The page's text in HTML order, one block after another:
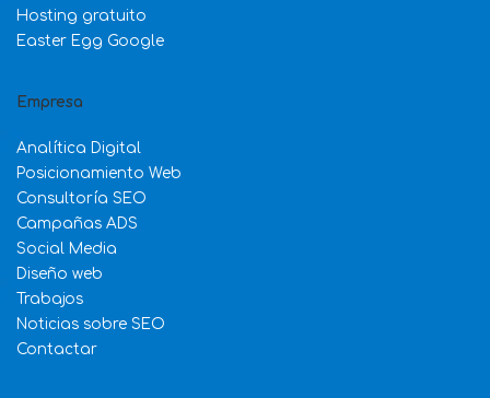
Hosting gratuito
Easter Egg Google
Empresa
Analítica Digital
Posicionamiento Web
Consultoría SEO
Campañas ADS
Social Media
Diseño web
Trabajos
Noticias sobre SEO
Contactar